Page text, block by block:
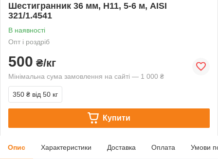
Шестигранник 36 мм, Н11, 5-6 м, AISI
321/1.4541
В наявності
Опт і роздріб
500 ₴/кг
Мінімальна сума замовлення на сайті — 1 000 ₴
350 ₴ від 50 кг
Купити
Опис Характеристики Доставка Оплата Умови